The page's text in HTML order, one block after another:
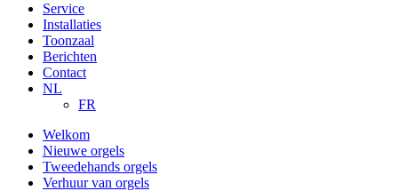
Service
Installaties
Toonzaal
Berichten
Contact
NL
FR
Welkom
Nieuwe orgels
Tweedehands orgels
Verhuur van orgels